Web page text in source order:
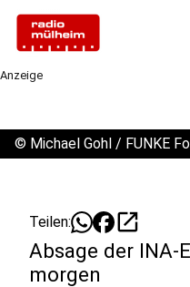
Anzeige
© Michael Gohl / FUNKE
Teilen: open_in_new
Absage der INA-
morgen